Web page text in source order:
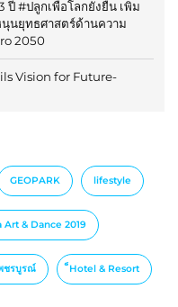
ปี #ปลูกเพื่อโลกยั่งยืน เพิ่ม
นุนยุทธศาสตร์ด้านความ
2050
Vision for Future-
GEOPARK lifestyle
Art & Dance 2019
ชรบูรณ์ ็Hotel & Resort